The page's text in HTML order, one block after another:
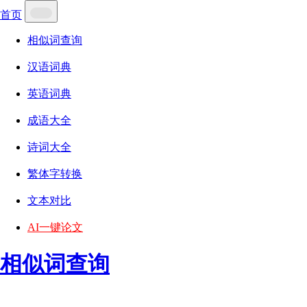
首页
相似词查询
汉语词典
英语词典
成语大全
诗词大全
繁体字转换
文本对比
AI一键论文
相似词查询